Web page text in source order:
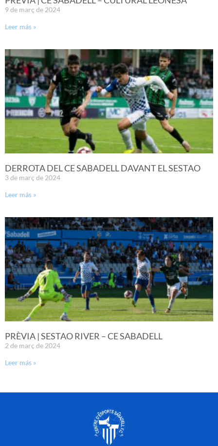
9 de març de 2024
Leer más »
DERROTA DEL CE SABADELL DAVANT EL SESTAO
3 de març de 2024
Leer más »
PRÈVIA | SESTAO RIVER – CE SABADELL
2 de març de 2024
Leer más »